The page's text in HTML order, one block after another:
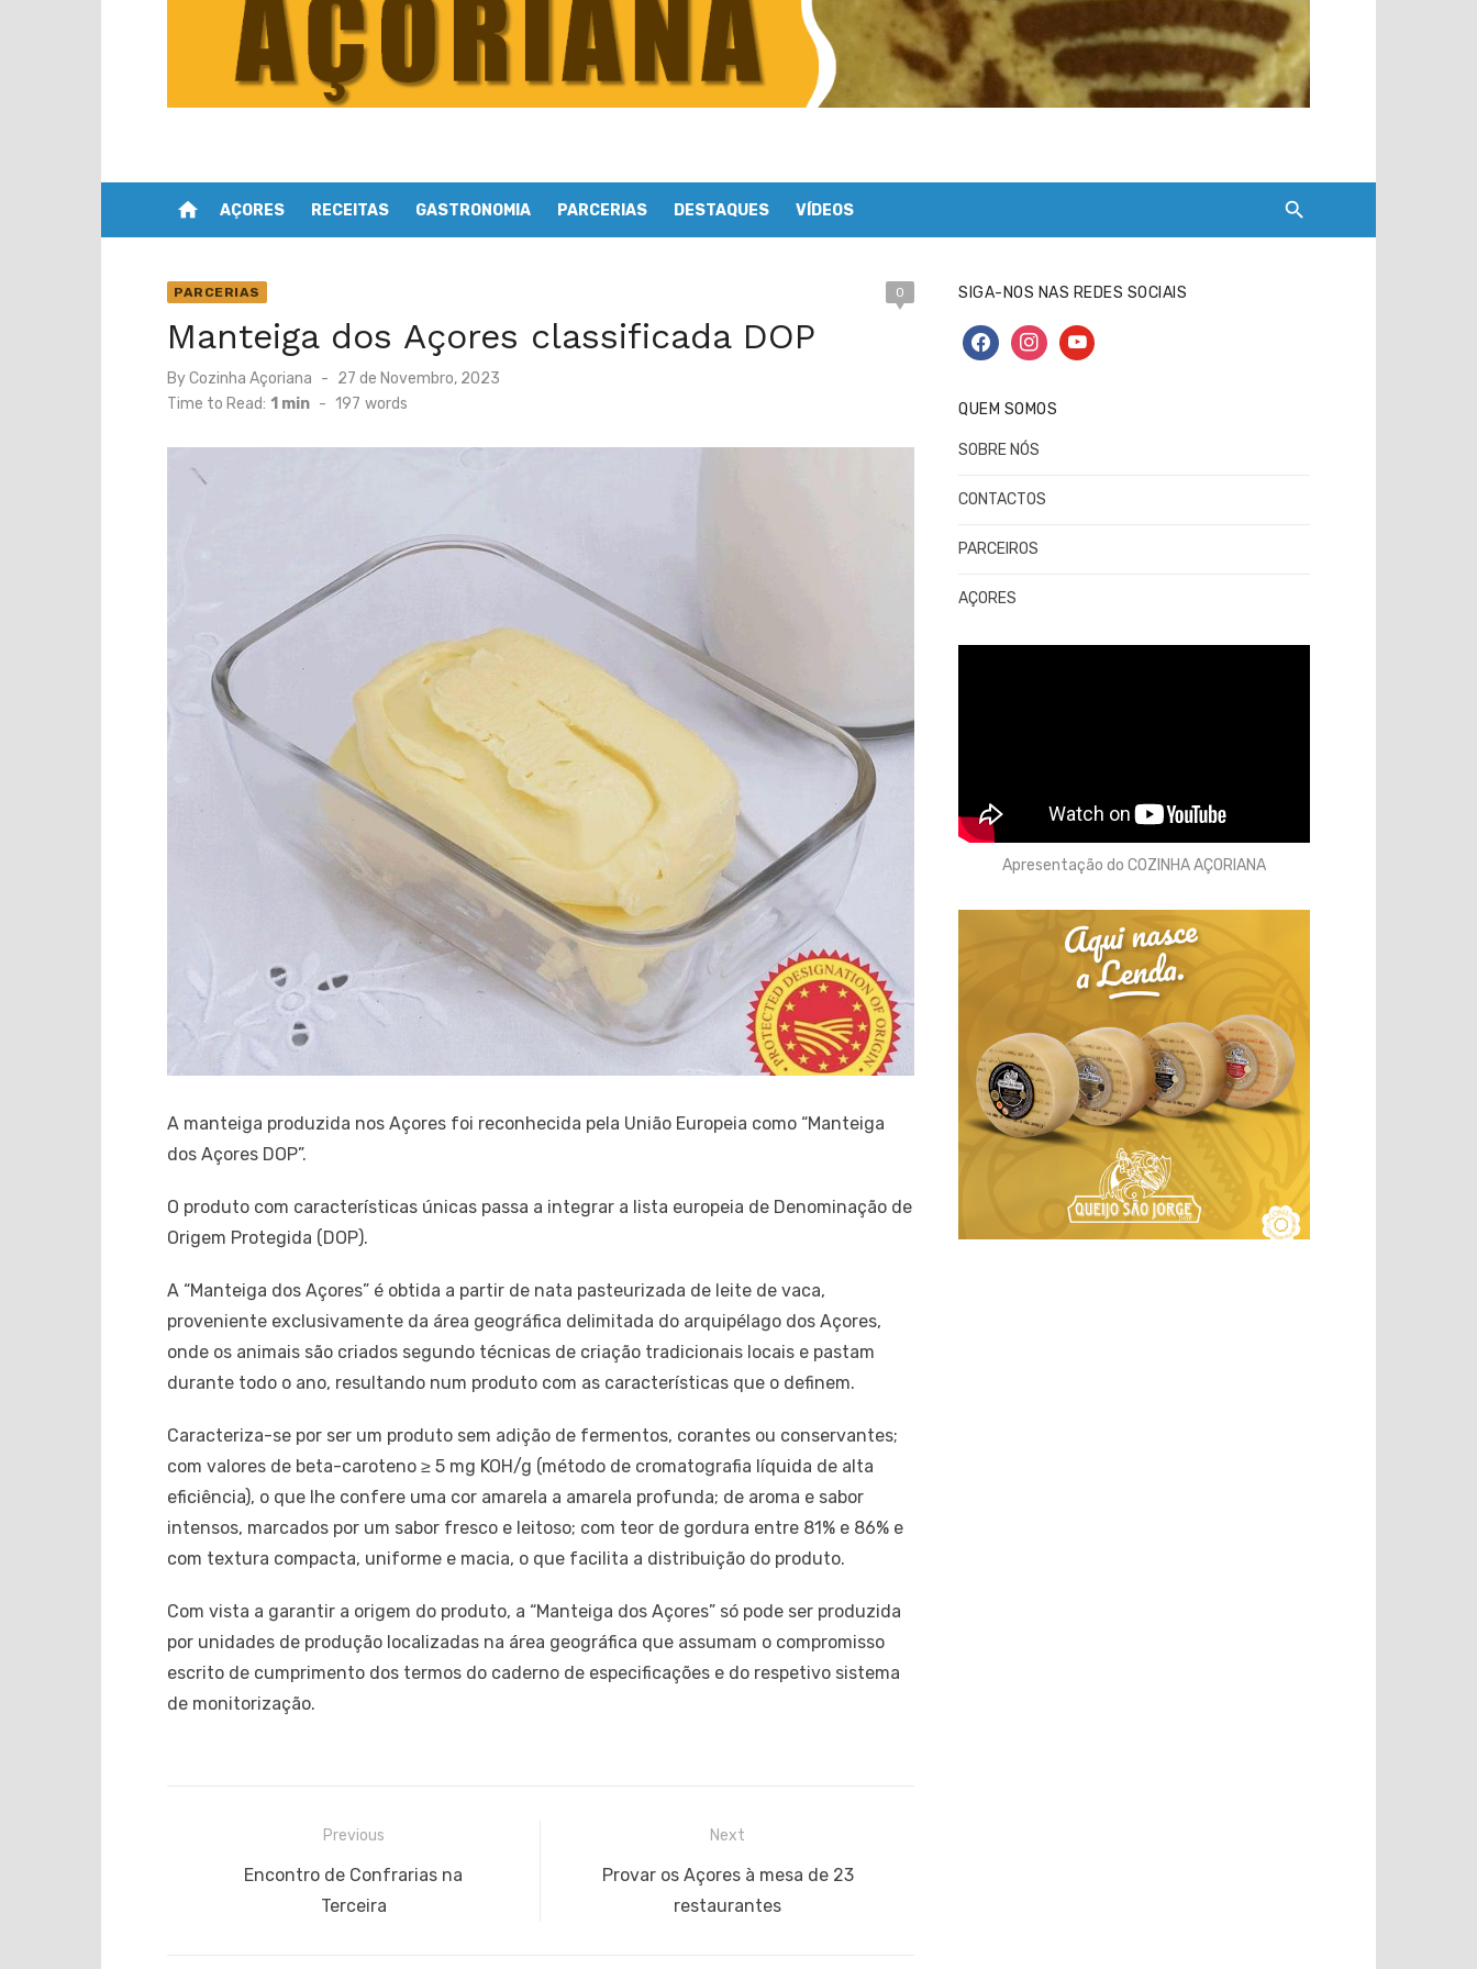
home AÇORES RECEITAS GASTRONOMIA PARCERIAS DESTAQUES VÍDEOS
PARCERIAS 0
Manteiga dos Açores classificada DOP
ByCozinha Açoriana
Posted
on
27 de Novembro, 2023
Time to Read: 1 min - 197 words
A manteiga produzida nos Açores foi reconhecida pela União Europeia como “Manteiga
dos Açores DOP”.
O produto com características únicas passa a integrar a lista europeia de Denominação de
Origem Protegida (DOP).
A “Manteiga dos Açores” é obtida a partir de nata pasteurizada de leite de vaca,
proveniente exclusivamente da área geográfica delimitada do arquipélago dos Açores,
onde os animais são criados segundo técnicas de criação tradicionais locais e pastam
durante todo o ano, resultando num produto com as características que o definem.
Caracteriza-se por ser um produto sem adição de fermentos, corantes ou conservantes;
com valores de beta-caroteno ≥ 5 mg KOH/g (método de cromatografia líquida de alta
eficiência), o que lhe confere uma cor amarela a amarela profunda; de aroma e sabor
intensos, marcados por um sabor fresco e leitoso; com teor de gordura entre 81% e 86% e
com textura compacta, uniforme e macia, o que facilita a distribuição do produto.
Com vista a garantir a origem do produto, a “Manteiga dos Açores” só pode ser produzida
por unidades de produção localizadas na área geográfica que assumam o compromisso
escrito de cumprimento dos termos do caderno de especificações e do respetivo sistema
de monitorização.
NavegaçãoPrevious
Previous
Encontro de Confrarias na
Terceira
Next
Next
Provar os Açores à mesa de 23
restaurantes
SIGA-NOS NAS REDES SOCIAIS
facebookinstagramyoutube
QUEM SOMOS
SOBRE NÓS
CONTACTOS
PARCEIROS
AÇORES
Apresentação do COZINHA AÇORIANA